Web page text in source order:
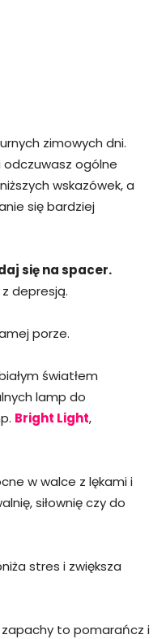
zimowych dni.
odczuwasz ogólne
wskazówek, a
się bardziej
się na spacer.
depresją.
porze.
światłem
lamp do
Bright Light,
w walce z lękami i
siłownię czy do
stres i zwiększa
to pomarańcz i